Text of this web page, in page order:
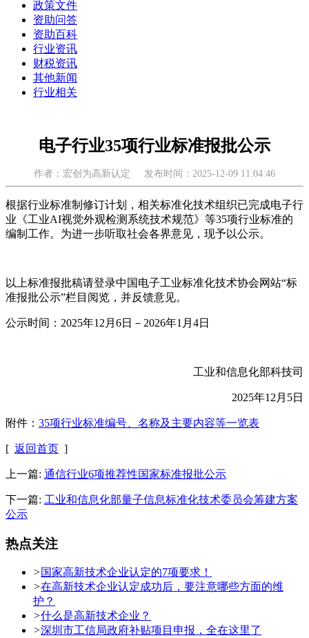
政策文件
资助问答
资助百科
行业资讯
财税资讯
其他新闻
行业相关
电子行业35项行业标准报批公示
作者：宏创为高新认定 发布时间：2025-12-09 11:04:46
根据行业标准制修订计划，相关标准化技术组织已完成电子行
业《工业AI视觉外观检测系统技术规范》等35项行业标准的
编制工作。为进一步听取社会各界意见，现予以公示。
以上标准报批稿请登录中国电子工业标准化技术协会网站“标
准报批公示”栏目阅览，并反馈意见。
公示时间：2025年12月6日－2026年1月4日
工业和信息化部科技司
2025年12月5日
附件： 35项行业标准编号、名称及主要内容等一览表
[ 返回首页 ]
上一篇: 通信行业6项推荐性国家标准报批公示
下一篇: 工业和信息化部量子信息标准化技术委员会筹建方案
公示
热点关注
>国家高新技术企业认定的7项要求！
>在高新技术企业认定成功后，要注意哪些方面的维
护？
>什么是高新技术企业？
>深圳市工信局政府补贴项目申报，全在这里了